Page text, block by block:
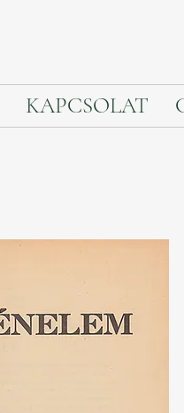
KAPCSOLAT